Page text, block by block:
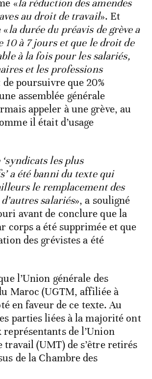
«la réduction des amendes
au droit de travail». Et
«la durée du préavis de grève a
10 à 7 jours et que le droit de
à la fois pour les salariés,
et les professions
de poursuivre que 20%
assemblée générale
appeler à une grève, au
il était d’usage
les plus
a été banni du texte qui
le remplacement des
salariés», a souligné
avant de conclure que la
corps a été supprimée et que
des grévistes a été
l’Union générale des
Maroc (UGTM, affiliée à
en faveur de ce texte. Au
parties liées à la majorité ont
de l’Union
travail (UMT) de s’être retirés
de la Chambre des